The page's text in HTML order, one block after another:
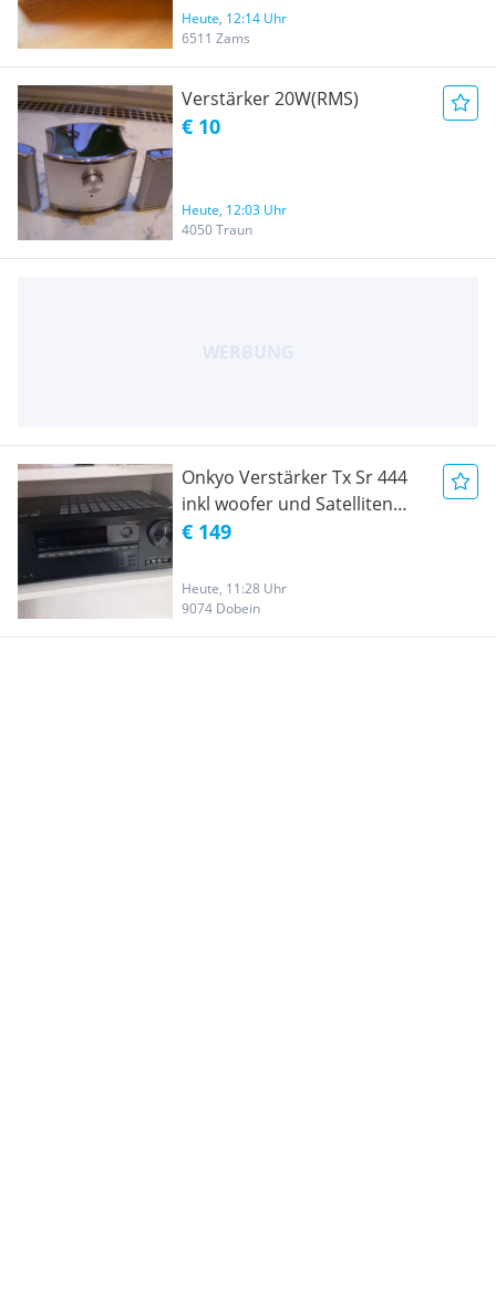
Heute, 12:14 Uhr
6511 Zams
Verstärker 20W(RMS)
€ 10
Heute, 12:03 Uhr
4050 Traun
Onkyo Verstärker Tx Sr 444
inkl woofer und Satelliten
Boxen
€ 149
Heute, 11:28 Uhr
9074 Dobein